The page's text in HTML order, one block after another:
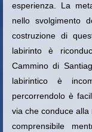
esperienza. La
nello svolgimento
costruzione di
labirinto è
Cammino di
labirintico è
percorrendolo è
via che conduce
comprensibile